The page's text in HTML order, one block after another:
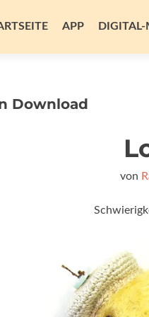
APP
Download
von